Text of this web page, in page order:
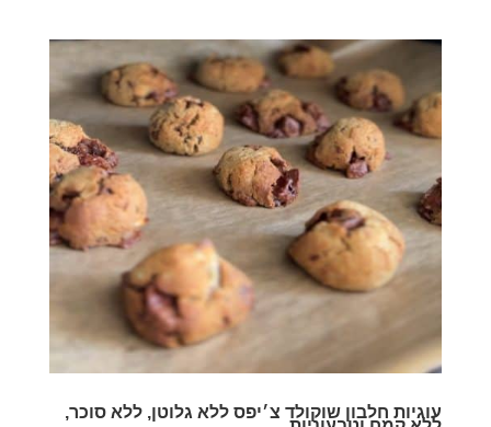
עוגיות חלבון שוקולד צ׳יפס ללא גלוטן, ללא סוכר,